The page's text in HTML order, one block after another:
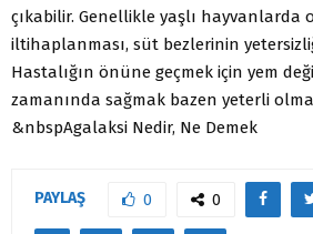
çıkabilir. Genellikle yaşlı hayvanlarda
iltihaplanması, süt bezlerinin
Hastalığın önüne geçmek için yem
zamanında sağmak bazen yeterli
&nbspAgalaksi Nedir, Ne Demek
PAYLAŞ 0 0